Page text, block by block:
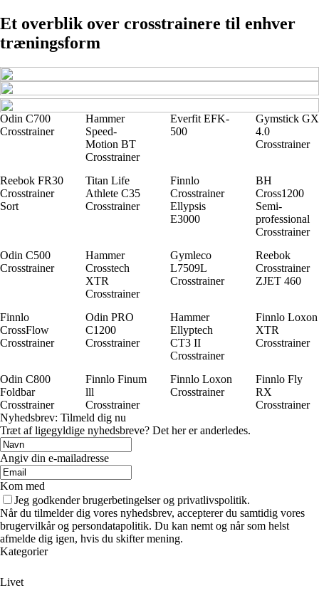
Et overblik over crosstrainere til enhver
træningsform
Odin C700
Crosstrainer
Hammer
Speed-
Motion BT
Crosstrainer
Everfit EFK-
500
Gymstick GX
4.0
Crosstrainer
Reebok FR30
Crosstrainer
Sort
Titan Life
Athlete C35
Crosstrainer
Finnlo
Crosstrainer
Ellypsis
E3000
BH
Cross1200
Semi-
professional
Crosstrainer
Odin C500
Crosstrainer
Hammer
Crosstech
XTR
Crosstrainer
Gymleco
L7509L
Crosstrainer
Reebok
Crosstrainer
ZJET 460
Finnlo
CrossFlow
Crosstrainer
Odin PRO
C1200
Crosstrainer
Hammer
Ellyptech
CT3 II
Crosstrainer
Finnlo Loxon
XTR
Crosstrainer
Odin C800
Foldbar
Crosstrainer
Finnlo Finum
lll
Crosstrainer
Finnlo Loxon
Crosstrainer
Finnlo Fly
RX
Crosstrainer
Nyhedsbrev: Tilmeld dig nu
Træt af ligegyldige nyhedsbreve? Det her er anderledes.
Angiv din e-mailadresse
Kom med
Jeg godkender brugerbetingelser og privatlivspolitik.
Når du tilmelder dig vores nyhedsbrev, accepterer du samtidig vores
brugervilkår og persondatapolitik. Du kan nemt og når som helst
afmelde dig igen, hvis du skifter mening.
Kategorier
Livet